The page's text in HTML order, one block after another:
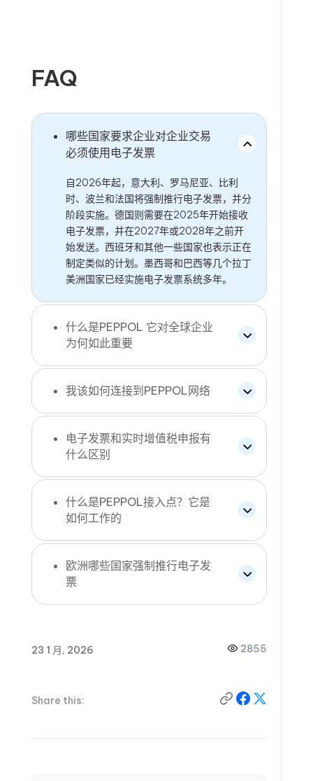
FAQ
哪些国家要求企业对企业交易
必须使用电子发票
自2026年起，意大利、罗马尼亚、比利
时、波兰和法国将强制推行电子发票，并分
阶段实施。德国则需要在2025年开始接收
电子发票，并在2027年或2028年之前开
始发送。西班牙和其他一些国家也表示正在
制定类似的计划。墨西哥和巴西等几个拉丁
美洲国家已经实施电子发票系统多年。
什么是PEPPOL 它对全球企业
为何如此重要
我该如何连接到PEPPOL网络
电子发票和实时增值税申报有
什么区别
什么是PEPPOL接入点？它是
如何工作的
欧洲哪些国家强制推行电子发
票
23 1 月, 2026 2855
Share this: